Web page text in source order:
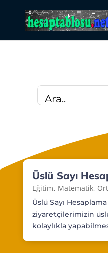
Üslü Sayı
Eğitim, Matematik,
Üslü Sayı
ziyaretçilerimizin
kolaylıkla